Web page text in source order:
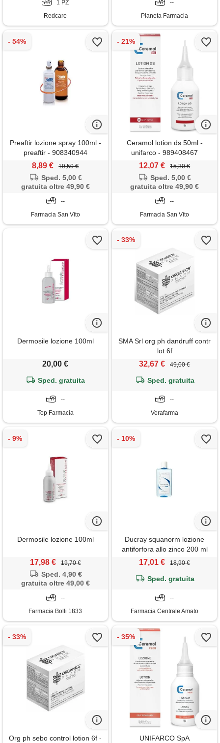
1 PZ
Redcare
--
Pianeta Farmacia
Preaftir lozione spray 100ml -
preaftir - 908340944
8,89 € 19,50 €
Sped. 5,00 €
gratuita oltre 49,90 €
--
Farmacia San Vito
Ceramol lotion ds 50ml -
unifarco - 989408467
12,07 € 15,30 €
Sped. 5,00 €
gratuita oltre 49,90 €
--
Farmacia San Vito
Dermosile lozione 100ml
20,00 €
Sped. gratuita
--
Top Farmacia
SMA Srl org ph dandruff contr
lot 6f
32,67 € 49,00 €
Sped. gratuita
--
Verafarma
Dermosile lozione 100ml
17,98 € 19,70 €
Sped. 4,90 €
gratuita oltre 49,00 €
--
Farmacia Bolli 1833
Ducray squanorm lozione
antiforfora allo zinco 200 ml
17,01 € 18,90 €
Sped. gratuita
--
Farmacia Centrale Amato
Org ph sebo control lotion 6f -
UNIFARCO SpA